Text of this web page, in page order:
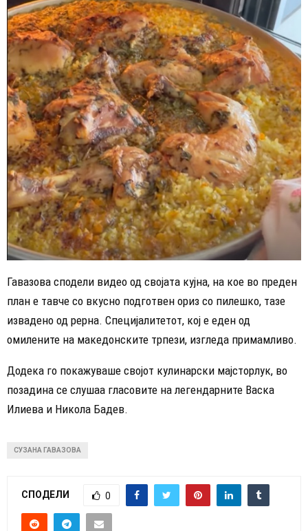
Гавазова сподели видео од својата кујна, на кое во преден
план е тавче со вкусно подготвен ориз со пилешко, тазе
извадено од рерна. Специјалитетот, кој е еден од
омилените на македонските трпези, изгледа примамливо.
Додека го покажуваше својот кулинарски мајсторлук, во
позадина се слушаа гласовите на легендарните Васка
Илиева и Никола Бадев.
СУЗАНА ГАВАЗОВА
СПОДЕЛИ 0